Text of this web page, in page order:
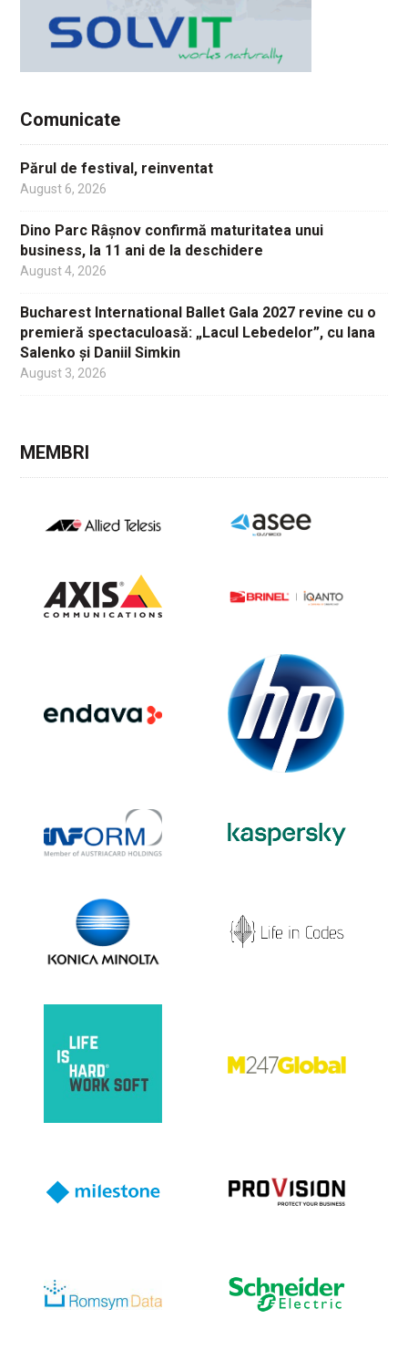
Comunicate
Părul de festival, reinventat
August 6, 2026
Dino Parc Râșnov confirmă maturitatea unui
business, la 11 ani de la deschidere
August 4, 2026
Bucharest International Ballet Gala 2027 revine cu o
premieră spectaculoasă: „Lacul Lebedelor”, cu Iana
Salenko și Daniil Simkin
August 3, 2026
MEMBRI